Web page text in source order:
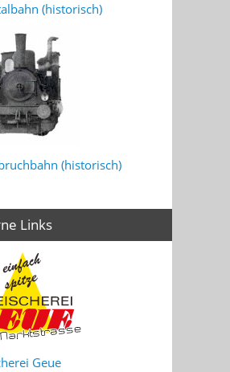
(historisch)
(historisch)
Links
Geue